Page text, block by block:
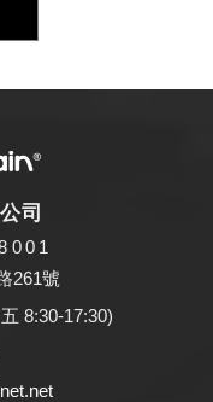
司
261號
8:30-17:30)